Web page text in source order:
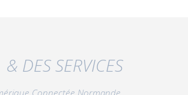
DES SERVICES
Connectée Normande